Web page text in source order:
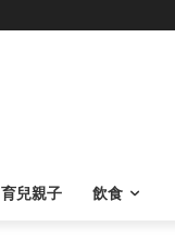
育兒親子 飲食